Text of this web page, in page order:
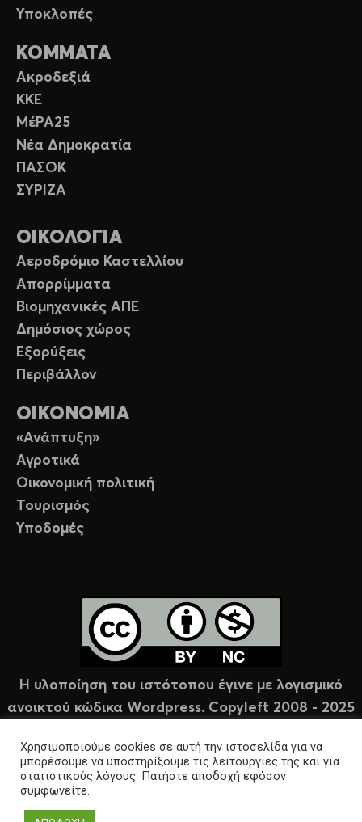
Υποκλοπές
ΚΟΜΜΑΤΑ
Ακροδεξιά
ΚΚΕ
ΜέΡΑ25
Νέα Δημοκρατία
ΠΑΣΟΚ
ΣΥΡΙΖΑ
ΟΙΚΟΛΟΓΙΑ
Αεροδρόμιο Καστελλίου
Απορρίμματα
Βιομηχανικές ΑΠΕ
Δημόσιος χώρος
Εξορύξεις
Περιβάλλον
ΟΙΚΟΝΟΜΙΑ
«Ανάπτυξη»
Αγροτικά
Οικονομική πολιτική
Τουρισμός
Υποδομές
Η υλοποίηση του ιστότοπου έγινε με λογισμικό
ανοικτού κώδικα Wordpress. Copyleft 2008 - 2025
Χρησιμοποιούμε cookies σε αυτή την ιστοσελίδα για να
μπορέσουμε να υποστηρίξουμε τις λειτουργίες της και για
στατιστικούς λόγους. Πατήστε αποδοχή εφόσον
συμφωνείτε.